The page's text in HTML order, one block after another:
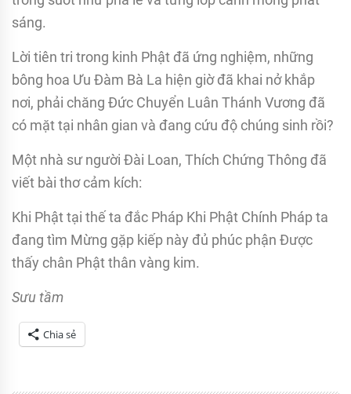
sáng.
Lời tiên tri trong kinh Phật đã ứng nghiệm, những
bông hoa Ưu Đàm Bà La hiện giờ đã khai nở khắp
nơi, phải chăng Đức Chuyển Luân Thánh Vương đã
có mặt tại nhân gian và đang cứu độ chúng sinh rồi?
Một nhà sư người Đài Loan, Thích Chứng Thông đã
viết bài thơ cảm kích:
Khi Phật tại thế ta đắc Pháp Khi Phật Chính Pháp ta
đang tìm Mừng gặp kiếp này đủ phúc phận Được
thấy chân Phật thân vàng kim.
Sưu tầm
Chia sẻ